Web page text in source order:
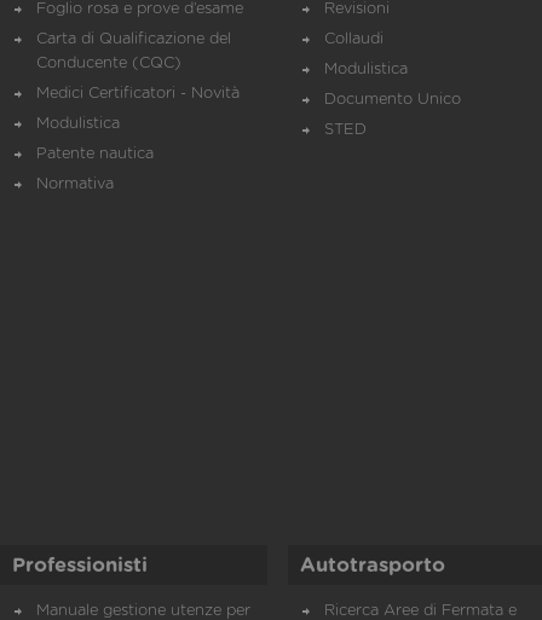
Foglio rosa e prove d’esame
Carta di Qualificazione del
Conducente (CQC)
Medici Certificatori - Novità
Modulistica
Patente nautica
Normativa
Revisioni
Collaudi
Modulistica
Documento Unico
STED
Professionisti
Manuale gestione utenze per
Autotrasporto
Ricerca Aree di Fermata e